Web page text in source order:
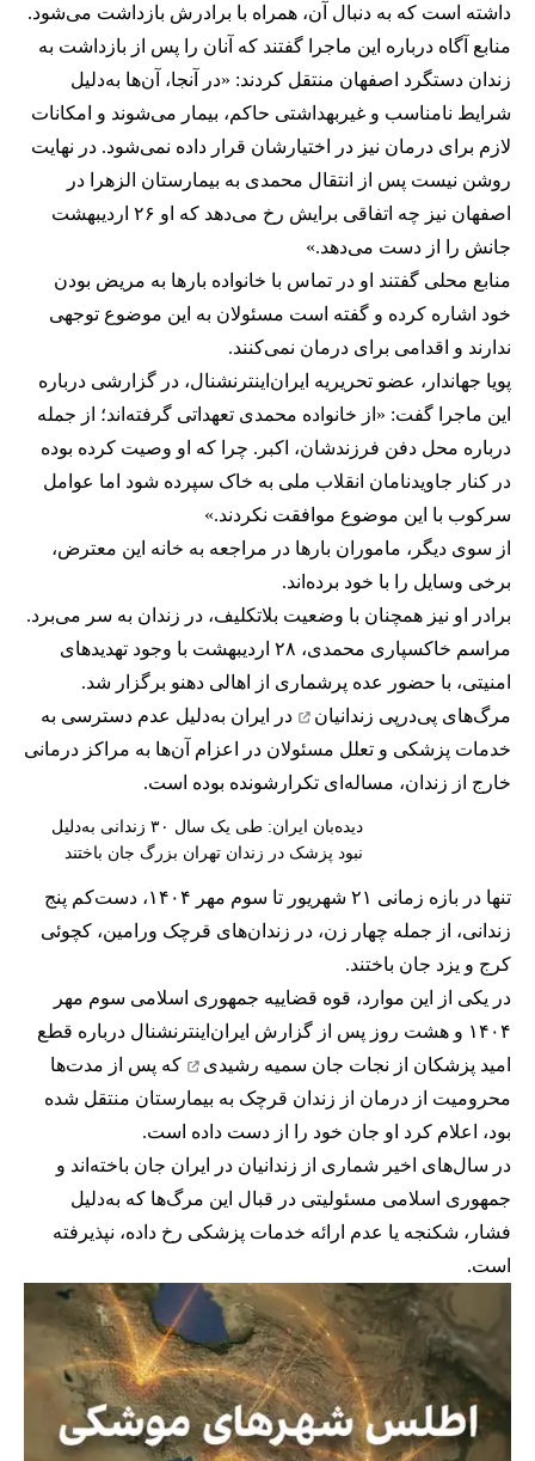
داشته است که به دنبال آن، همراه با برادرش بازداشت می‌شود.
منابع آگاه درباره این ماجرا گفتند که آنان را پس از بازداشت به
زندان دستگرد اصفهان منتقل کردند: «در آنجا، آن‌ها به‌دلیل
شرایط نامناسب و غیربهداشتی حاکم، بیمار می‌شوند و امکانات
لازم برای درمان نیز در اختیارشان قرار داده نمی‌شود. در نهایت
روشن نیست پس از انتقال محمدی به بیمارستان الزهرا در
اصفهان نیز چه اتفاقی برایش رخ می‌دهد که او ۲۶ اردیبهشت
جانش را از دست می‌دهد.»
منابع محلی گفتند او در تماس با خانواده بارها به مریض بودن
خود اشاره کرده و گفته است مسئولان به این موضوع توجهی
ندارند و اقدامی برای درمان نمی‌کنند.
پویا جهاندار، عضو تحریریه ایران‌اینترنشنال، در گزارشی درباره
این ماجرا گفت: «از خانواده محمدی تعهداتی گرفته‌اند؛ از جمله
درباره محل دفن فرزندشان، اکبر. چرا که او وصیت کرده بوده
در کنار جاویدنامان انقلاب ملی به خاک سپرده شود اما عوامل
سرکوب با این موضوع موافقت نکردند.»
از سوی دیگر، ماموران بارها در مراجعه به خانه این معترض،
برخی وسایل را با خود برده‌اند.
برادر او نیز همچنان با وضعیت بلاتکلیف، در زندان به سر می‌برد.
مراسم خاکسپاری محمدی، ۲۸ اردیبهشت با وجود تهدیدهای
امنیتی، با حضور عده پرشماری از اهالی دهنو برگزار شد.
مرگ‌های پی‌درپی زندانیان
در ایران به‌دلیل عدم دسترسی به
خدمات پزشکی و تعلل مسئولان در اعزام آن‌ها به مراکز درمانی
خارج از زندان، مساله‌ای تکرارشونده بوده است.
دیده‌بان ایران: طی یک‌ سال ۳۰ زندانی به‌دلیل
نبود پزشک در زندان تهران بزرگ جان باختند
تنها در بازه زمانی ۲۱ شهریور تا سوم مهر ۱۴۰۴، دست‌کم پنج
زندانی، از جمله چهار زن، در زندان‌های قرچک ورامین، کچوئی
کرج و یزد جان باختند.
در یکی از این موارد، قوه قضاییه جمهوری اسلامی سوم مهر
۱۴۰۴ و هشت روز پس از گزارش ایران‌اینترنشنال درباره قطع
امید پزشکان از نجات جان سمیه رشیدی
که پس از مدت‌ها
محرومیت از درمان از زندان قرچک به بیمارستان منتقل شده
بود، اعلام کرد او جان خود را از دست داده است.
در سال‌های اخیر شماری از زندانیان در ایران جان باخته‌اند و
جمهوری اسلامی مسئولیتی در قبال این مرگ‌ها که به‌دلیل
فشار، شکنجه یا عدم ارائه خدمات پزشکی رخ داده، نپذیرفته
است.